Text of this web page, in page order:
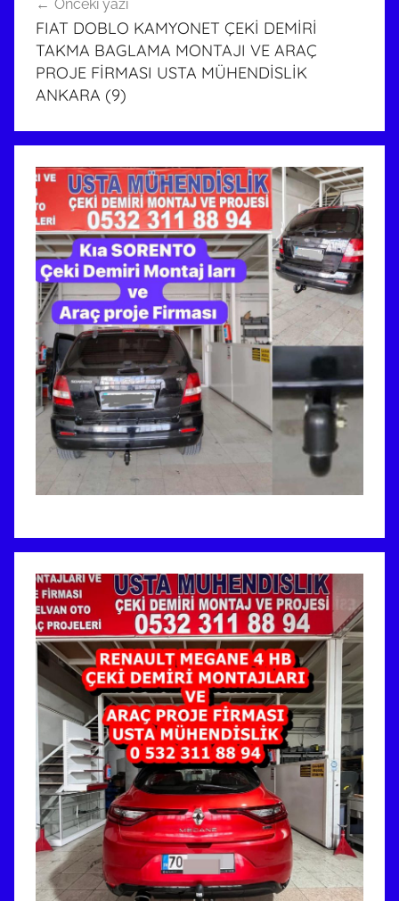
gezinmesi
Önceki yazı
FIAT DOBLO KAMYONET ÇEKİ DEMİRİ
TAKMA BAGLAMA MONTAJI VE ARAÇ
PROJE FİRMASI USTA MÜHENDİSLİK
ANKARA (9)